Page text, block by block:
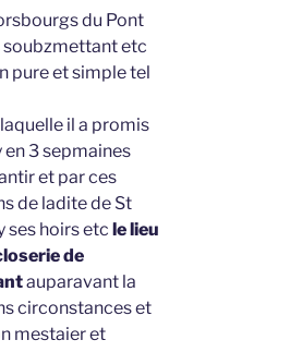
du Pont
soubzmettant etc
pure et simple tel
il a promis
3 sepmaines
et par ces
de ladite de St
ses hoirs etc le lieu
de
auparavant la
circonstances et
mestaier et